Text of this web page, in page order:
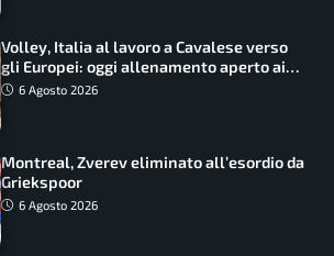
Volley, Italia al lavoro a Cavalese verso
gli Europei: oggi allenamento aperto ai
tifosi
6 Agosto 2026
Montreal, Zverev eliminato all’esordio da
Griekspoor
6 Agosto 2026